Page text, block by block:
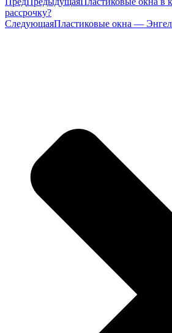
рассрочку?
СледующаяПластиковые окна —